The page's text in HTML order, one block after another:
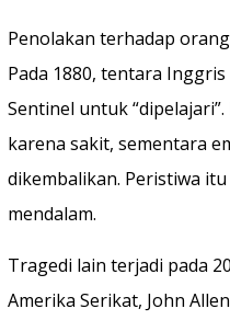
Penolakan terhadap
Pada 1880, tentara
Sentinel untuk
karena sakit, sementara
dikembalikan. Peristiwa
mendalam.
Tragedi lain terjadi pada
Amerika Serikat, John